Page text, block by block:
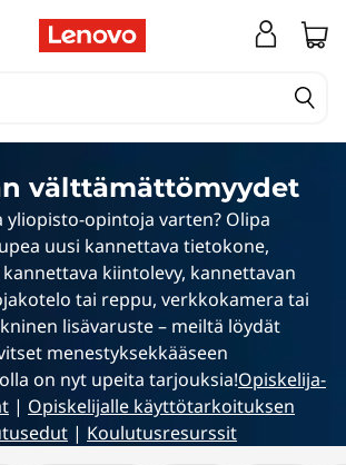
välttämättömyydet
yliopisto-opintoja varten? Olipa
uusi kannettava tietokone,
kiintolevy, kannettavan
tai reppu, verkkokamera tai
lisävaruste – meiltä löydät
menestyksekkääseen
on nyt upeita tarjouksia!Opiskelija-
| Opiskelijalle käyttötarkoituksen
| Koulutusresurssit